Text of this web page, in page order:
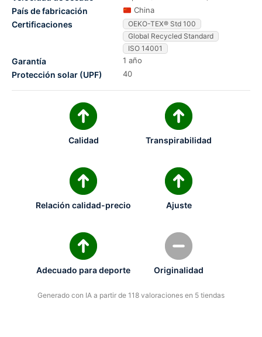
País de fabricación China
Certificaciones
OEKO-TEX® Std 100
Global Recycled Standard
ISO 14001
Garantía 1 año
Protección solar (UPF) 40
Calidad Transpirabilidad
Relación calidad-precio Ajuste
Adecuado para deporte Originalidad
Generado con IA a partir de 118 valoraciones en 5 tiendas